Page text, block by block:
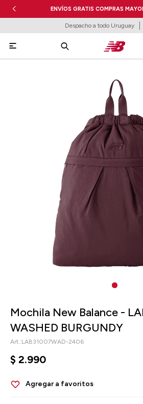
ENVÍOS GRATIS COMPRAS
Despacho a todo Uruguay

Mochila New Balance -
WASHED BURGUNDY
LAB31007WAD-2406
$ 2.990